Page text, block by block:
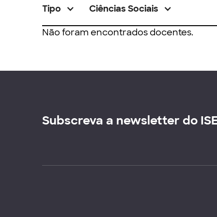
Tipo Ciências Sociais
Não foram encontrados docentes.
Subscreva a newsletter do